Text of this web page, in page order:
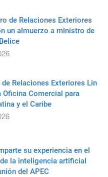
de Relaciones Exteriores
un almuerzo a ministro de
Relaciones Exteriores Lin
Oficina Comercial para
y el Caribe
su experiencia en el
la inteligencia artificial
del APEC